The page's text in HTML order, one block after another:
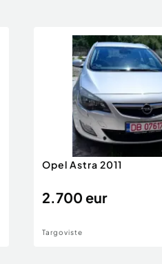
Opel Astra 2011
2.700 eur
Targoviste